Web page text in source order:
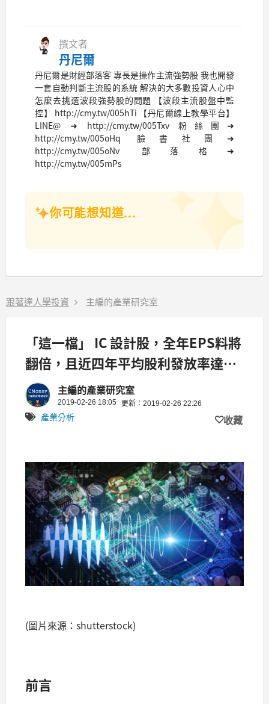
撰文者
丹尼爾
丹尼爾是財經部落客 專長是操作主流強勢股 我也開發
一套自動判斷主流股的系統 解決的大多數投資人心中
怎麼去挑選波段強勢股的問題 【波段主流股盤中監
控】 http://cmy.tw/005hTi 【丹尼爾線上教學平台】
LINE@ ➜ http://cmy.tw/005Txv 粉絲團➜
http://cmy.tw/005oHq 臉書社團➜
http://cmy.tw/005oNv 部落格➜
http://cmy.tw/005mPs
你可能想知道...
跟著達人學投資 主編的產業研究室
「這一檔」 IC 設計股，全年EPS料將
翻倍，且近四年平均股利發放率達
96% !主編的產業研究室
2019-02-26 18:05 更新：2019-02-26 22:26
產業分析 收藏
(圖片來源：shutterstock)
前言